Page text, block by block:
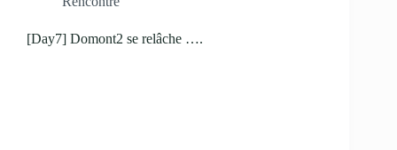
[Day7] Domont2 se relâche ….